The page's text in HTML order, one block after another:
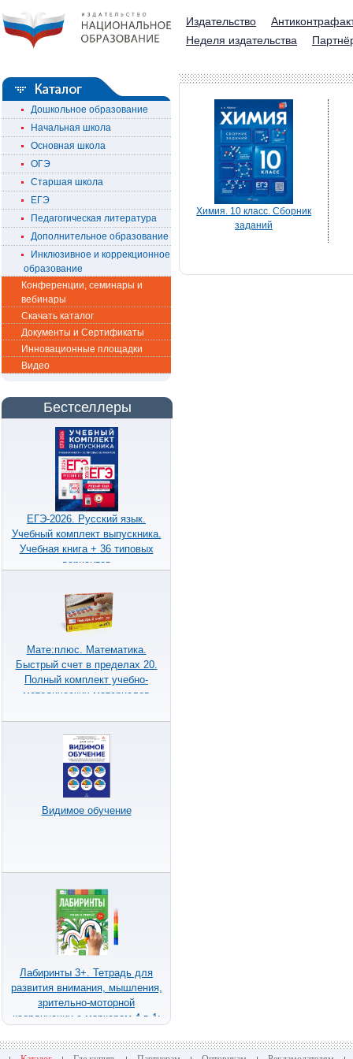
Издательство
Неделя издательства
Дошкольное образование
Начальная школа
Основная школа
ОГЭ
Старшая школа
ЕГЭ
Педагогическая литература
Дополнительное образование
Инклюзивное и коррекционное
образование
Конференции, семинары и
вебинары
Скачать каталог
Документы и Сертификаты
Инновационные площадки
Видео
Бестселлеры
ЕГЭ-2026. Русский язык.
Учебный комплект выпускника.
Учебная книга + 36 типовых
вариантов
Мате:плюс. Математика.
Быстрый счет в пределах 20.
Полный комплект учебно-
методических материалов
Видимое обучение
Лабиринты 3+. Тетрадь для
развития внимания, мышления,
зрительно-моторной
координации с маркером 4 в 1:
Химия. 10 класс. Сборник
заданий